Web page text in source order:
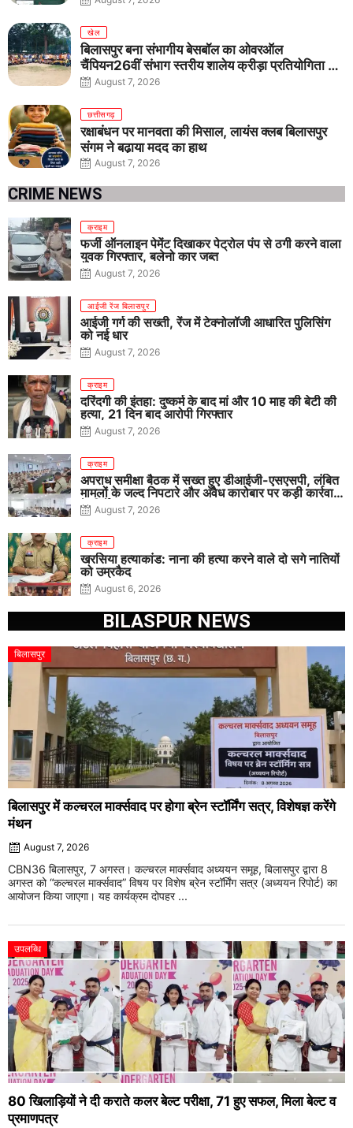
खेल
बिलासपुर बना संभागीय बेसबॉल का ओवरऑल
चैंपियन26वीं संभाग स्तरीय शालेय क्रीड़ा प्रतियोगिता में
तीनों आयु वर्गों में शानदार प्रदर्शन
August 7, 2026
छत्तीसगढ़
रक्षाबंधन पर मानवता की मिसाल, लायंस क्लब बिलासपुर
संगम ने बढ़ाया मदद का हाथ
August 7, 2026
CRIME NEWS
क्राइम
फर्जी ऑनलाइन पेमेंट दिखाकर पेट्रोल पंप से ठगी करने वाला
युवक गिरफ्तार, बलेनो कार जब्त
August 7, 2026
आईजी रेंज बिलासपुर
आईजी गर्ग की सख्ती, रेंज में टेक्नोलॉजी आधारित पुलिसिंग
को नई धार
August 7, 2026
क्राइम
दरिंदगी की इंतहा: दुष्कर्म के बाद मां और 10 माह की बेटी की
हत्या, 21 दिन बाद आरोपी गिरफ्तार
August 7, 2026
क्राइम
अपराध समीक्षा बैठक में सख्त हुए डीआईजी-एसएसपी, लंबित
मामलों के जल्द निपटारे और अवैध कारोबार पर कड़ी कार्रवाई
के निर्देश
August 7, 2026
क्राइम
खरसिया हत्याकांड: नाना की हत्या करने वाले दो सगे नातियों
को उम्रकैद
August 6, 2026
BILASPUR NEWS
बिलासपुर
बिलासपुर में कल्चरल मार्क्सवाद पर होगा ब्रेन स्टॉर्मिंग सत्र, विशेषज्ञ करेंगे
मंथन
August 7, 2026
CBN36 बिलासपुर, 7 अगस्त। कल्चरल मार्क्सवाद अध्ययन समूह, बिलासपुर द्वारा 8
अगस्त को “कल्चरल मार्क्सवाद” विषय पर विशेष ब्रेन स्टॉर्मिंग सत्र (अध्ययन रिपोर्ट) का
आयोजन किया जाएगा। यह कार्यक्रम दोपहर ...
उपलब्धि
80 खिलाड़ियों ने दी कराते कलर बेल्ट परीक्षा, 71 हुए सफल, मिला बेल्ट व
प्रमाणपत्र